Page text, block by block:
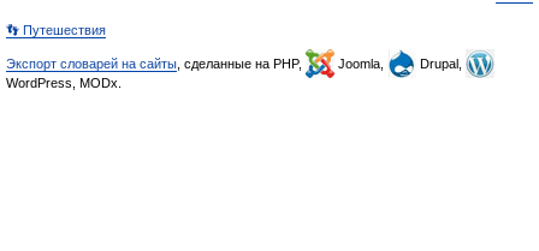
👣 Путешествия
Экспорт словарей на сайты , сделанные на PHP, Joomla,
Drupal,
WordPress, MODx.